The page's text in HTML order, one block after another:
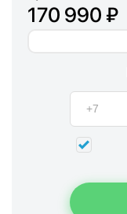
170 990 ₽